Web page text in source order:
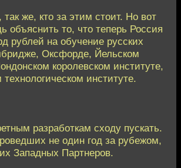
же, кто за этим стоит. Но вот
объяснить то, что теперь Россия
рублей на обучение русских
Оксфорде, Йельском
королевском институте,
институте.
разработкам сходу пускать.
не один год за рубежом,
Западных Партнеров.